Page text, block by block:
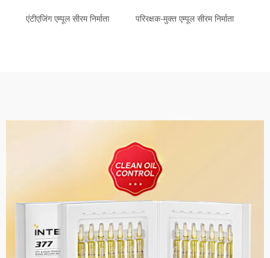
एंटीएजिंग एम्पूल सीरम निर्माता परिरक्षक-मुक्त एम्पूल सीरम निर्माता